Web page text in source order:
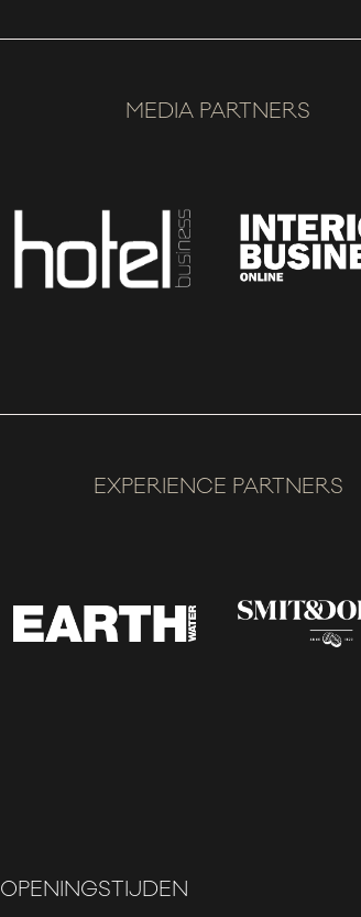
MEDIA PARTNERS
EXPERIENCE PARTNERS
OPENINGSTIJDEN